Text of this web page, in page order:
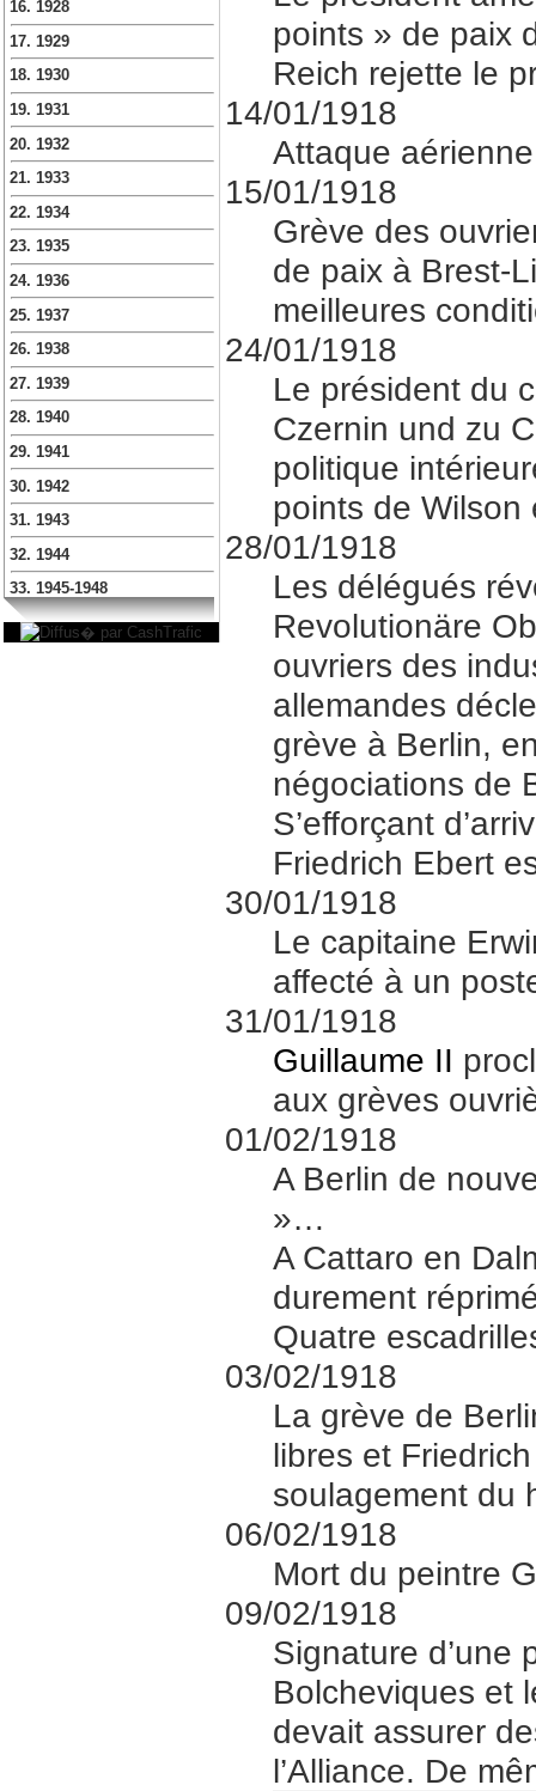
16. 1928
17. 1929
18. 1930
19. 1931
20. 1932
21. 1933
22. 1934
23. 1935
24. 1936
25. 1937
26. 1938
27. 1939
28. 1940
29. 1941
30. 1942
31. 1943
32. 1944
33. 1945-1948
points » de paix
Reich rejette le
14/01/1918
Attaque
15/01/1918
Grève des
de paix à Brest-
meilleures
24/01/1918
Le président du
Czernin und zu
politique
points de
28/01/1918
Les délégués
Revolutionäre
ouvriers des
allemandes
grève à Berlin,
négociations de
S’efforçant
Friedrich Ebert
30/01/1918
Le capitaine
affecté à un
31/01/1918
Guillaume II
aux grèves
01/02/1918
A Berlin de
»…
A Cattaro en
durement
Quatre
03/02/1918
La grève de
libres et
soulagement du
06/02/1918
Mort du peintre
09/02/1918
Signature d’une
Bolcheviques et
devait assurer
l’Alliance. De